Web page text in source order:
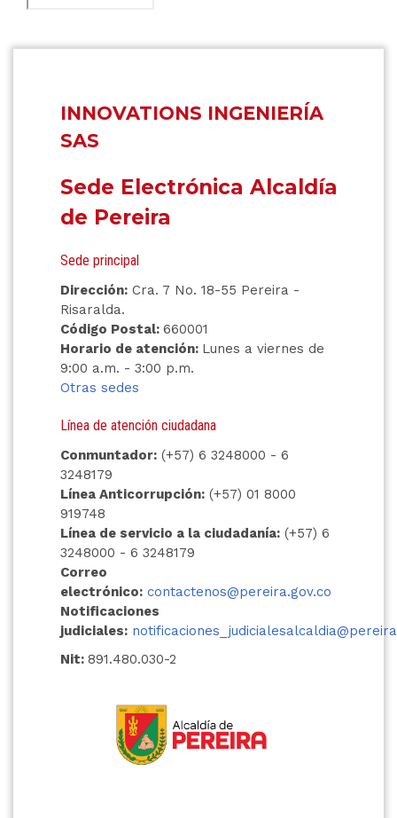
INNOVATIONS INGENIERÍA
SAS
Sede Electrónica Alcaldía
de Pereira
Sede principal
Dirección:Cra. 7 No. 18-55 Pereira -
Risaralda.
Código Postal: 660001
Horario de atención: Lunes a viernes de
9:00 a.m. - 3:00 p.m.
Otras sedes
Línea de atención ciudadana
Conmuntador:(+57) 6 3248000 - 6
3248179
Línea Anticorrupción:(+57) 01 8000
919748
Línea de servicio a la ciudadanía:(+57) 6
3248000 - 6 3248179
Correo
electrónico: contactenos@pereira.gov.co
Notificaciones
judiciales:
Nit: 891.480.030-2